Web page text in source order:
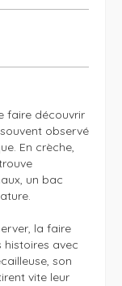
faire découvrir
observé
En crèche,
un bac
la faire
histoires avec
son
vite leur